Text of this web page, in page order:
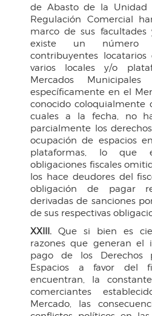
de Abasto de la Unidad
Regulación Comercial
marco de sus facultades
existe un número
contribuyentes
varios locales y/o
Mercados
específicamente en el
conocido coloquialmente
cuales a la fecha, no
parcialmente los
ocupación de espacios
plataformas, lo que
obligaciones fiscales
los hace deudores del
obligación de pagar
derivadas de sanciones
de sus respectivas
XXIII. Que si bien es
razones que generan el
pago de los Derechos
Espacios a favor del
encuentran, la
comerciantes
Mercado, las